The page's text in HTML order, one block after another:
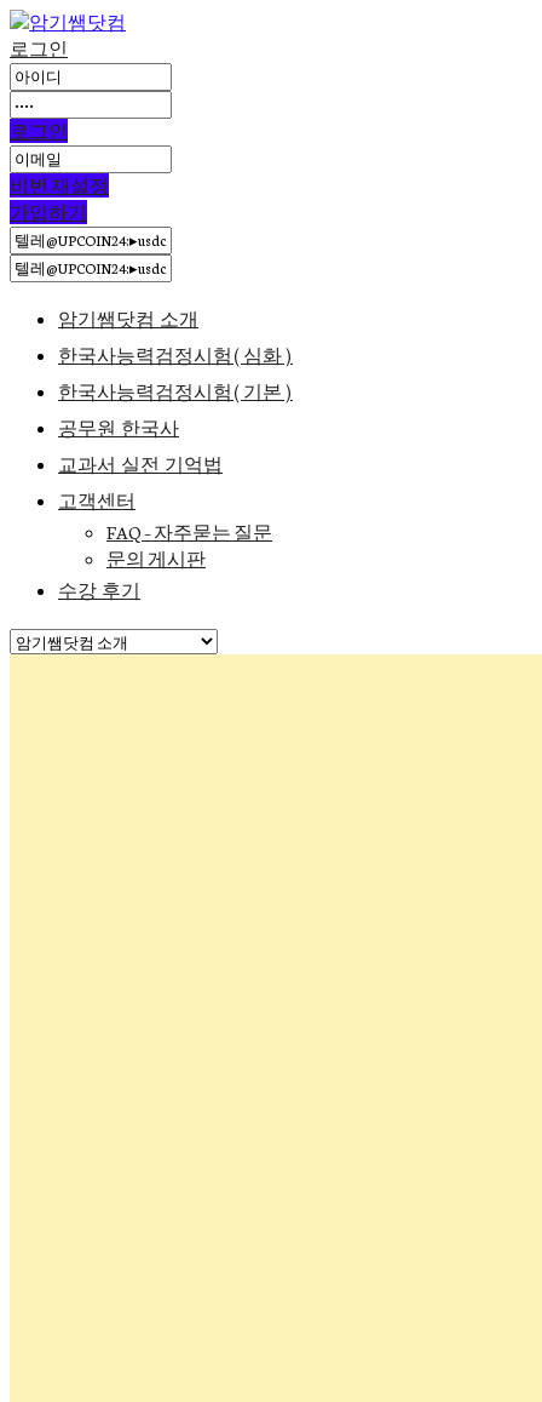
로그인
로그인
비번 재설정
가입하기
암기쌤닷컴 소개
한국사능력검정시험(심화)
한국사능력검정시험(기본)
공무원 한국사
교과서 실전 기억법
고객센터
FAQ – 자주묻는 질문
문의 게시판
수강 후기